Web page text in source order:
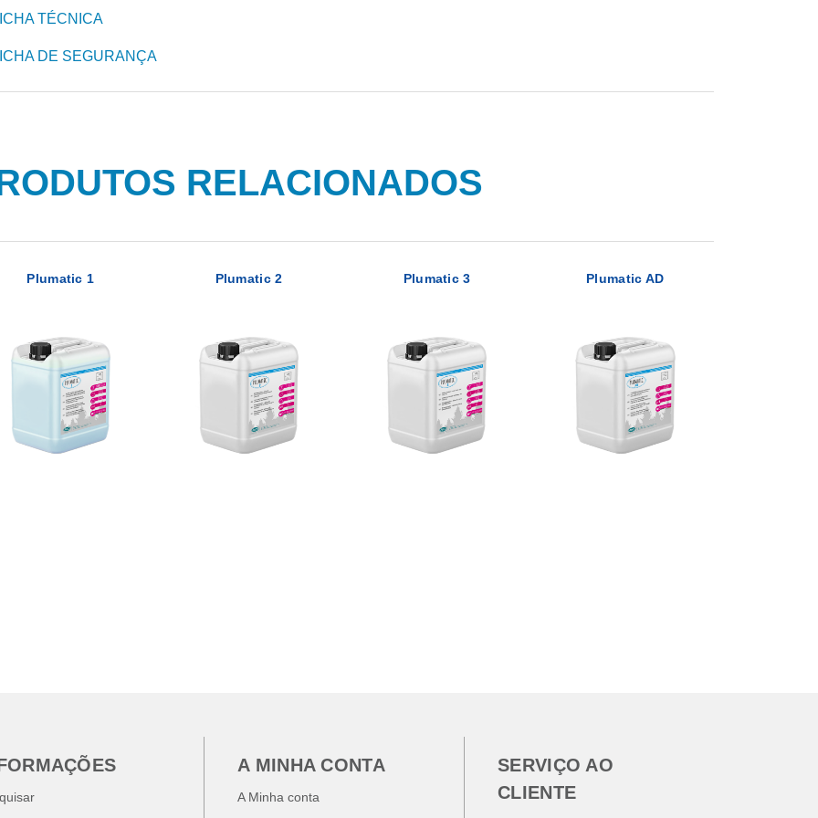
TÉCNICA
DE SEGURANÇA
RELACIONADOS
Plumatic 1 Plumatic 2 Plumatic 3 Plumatic AD
A MINHA CONTA
A Minha conta
SERVIÇO AO
CLIENTE